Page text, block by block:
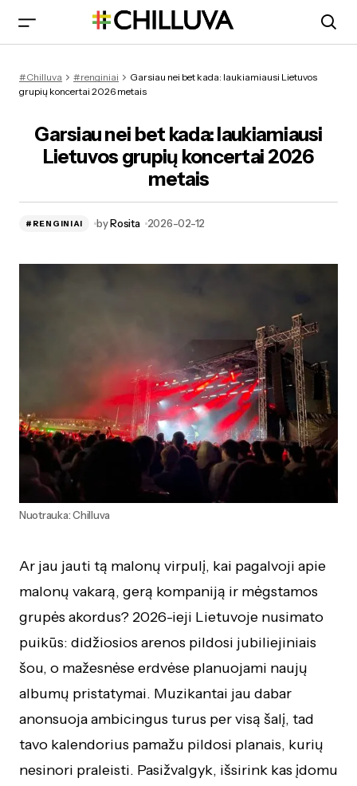
gidas
#Chilluva #renginiai
Garsiau nei bet kada: laukiamiausi Lietuvos
grupių koncertai 2026 metais
Garsiau nei bet kada: laukiamiausi
Lietuvos grupių koncertai 2026
metais
#RENGINIAI byRosita 2026-02-12
Nuotrauka: Chilluva
Ar jau jauti tą malonų virpulį, kai pagalvoji apie
malonų vakarą, gerą kompaniją ir mėgstamos
grupės akordus? 2026-ieji Lietuvoje nusimato
puikūs: didžiosios arenos pildosi jubiliejiniais
šou, o mažesnėse erdvėse planuojami naujų
albumų pristatymai. Muzikantai jau dabar
anonsuoja ambicingus turus per visą šalį, tad
tavo kalendorius pamažu pildosi planais, kurių
nesinori praleisti. Pasižvalgyk, išsirink kas įdomu